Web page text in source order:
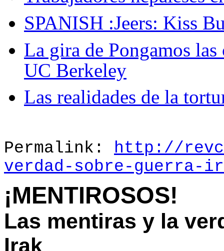
SPANISH :Jeers: Kiss
La gira de Pongamos
UC Berkeley
Las realidades de la
Permalink: http://
verdad-sobre-guerra-
¡MENTIROSOS!
Las mentiras y la
Irak